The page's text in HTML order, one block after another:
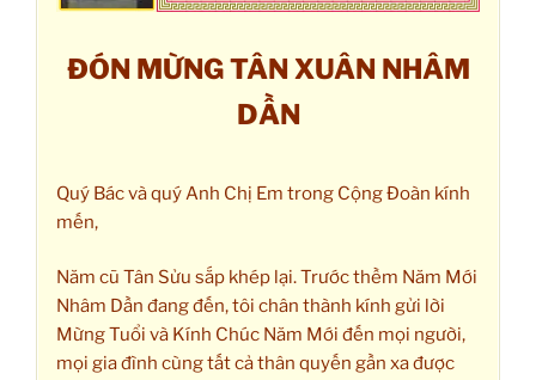
ĐÓN MỪNG TÂN XUÂN NHÂM
DẦN
Quý Bác và quý Anh Chị Em trong Cộng Đoàn kính
mến,
Năm cũ Tân Sửu sắp khép lại. Trước thềm Năm Mới
Nhâm Dần đang đến, tôi chân thành kính gửi lời
Mừng Tuổi và Kính Chúc Năm Mới đến mọi người,
mọi gia đình cùng tất cả thân quyến gần xa được